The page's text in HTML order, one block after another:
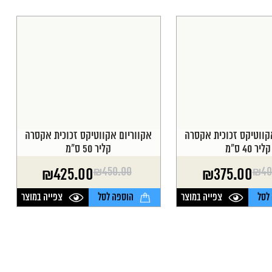
זכוכית אקסרה
קליר 40 ס"מ
₪
₪375.00
צפייה במוצר
אקווריום אקווטיקס זכוכית אקסרה
קליר 50 ס"מ
₪450.00
המחיר
המקורי
היה:
₪425.00
המחיר
הנוכחי
הוא:
הוספה לסל צפייה במוצר